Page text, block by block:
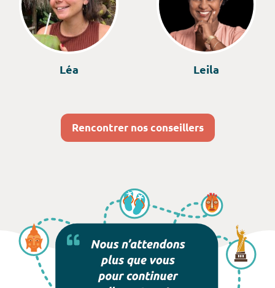
Léa Leila
Rencontrer nos conseillers